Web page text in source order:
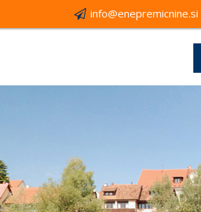
info@enepremicnine.si